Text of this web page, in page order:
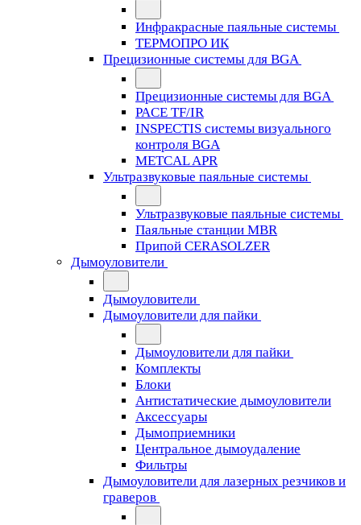
Инфракрасные паяльные системы
ТЕРМОПРО ИК
Прецизионные системы для BGA
Прецизионные системы для BGA
PACE TF/IR
INSPECTIS системы визуального
контроля BGA
METCAL APR
Ультразвуковые паяльные системы
Ультразвуковые паяльные системы
Паяльные станции MBR
Припой CERASOLZER
Дымоуловители
Дымоуловители
Дымоуловители для пайки
Дымоуловители для пайки
Комплекты
Блоки
Антистатические дымоуловители
Аксессуары
Дымоприемники
Центральное дымоудаление
Фильтры
Дымоуловители для лазерных резчиков и
граверов